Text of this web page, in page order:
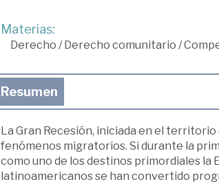
Materias:
Derecho /Derecho comunitario /
Resumen
La Gran Recesión, iniciada en el
fenómenos migratorios. Si durante la
como uno de los destinos primordiales la
latinoamericanos se han convertido